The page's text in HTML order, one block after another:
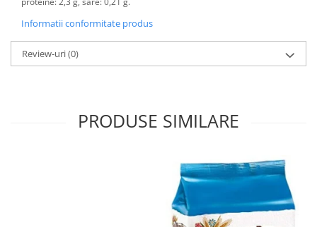
Informatii conformitate produs
Review-uri(0)
PRODUSE SIMILARE